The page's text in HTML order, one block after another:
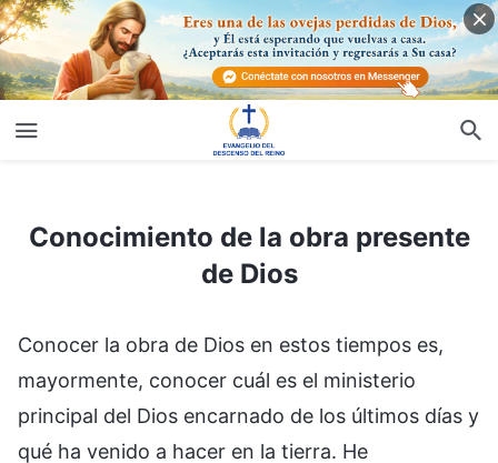
Conocimiento de la obra presente de Dios
Conocimiento de la obra presente
de Dios
Conocer la obra de Dios en estos tiempos es,
mayormente, conocer cuál es el ministerio
principal del Dios encarnado de los últimos días y
qué ha venido a hacer en la tierra. He